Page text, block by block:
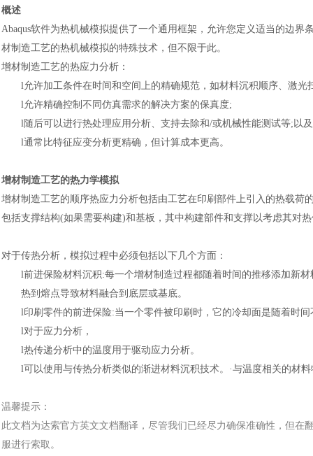
概述
Abaqus软件为热机械模拟提供了一个通用框架，允许您定义适当的边界
材制造工艺的热机械模拟的特殊技术，但不限于此。
增材制造工艺的热应力分析 ：
l允许加工条件在时间和空间上的精确规范，如材料沉积顺序、激光
l允许精确控制不同仿真需求的解决方案的保真度;
l随后可以进行热处理应用分析、支持去除和/或机械性能测试等;以及
l通常比特征应变分析更精确，但计算成本更高。
增材制造工艺的热力学模拟
增材制造工艺的顺序热应力分析包括由工艺在印刷部件上引入的热载
包括支撑结构(如果需要构建)和基板，其中构建部件和支撑以考虑其对
对于传热分析，模拟过程中必须包括以下几个方面 ：
l前进保险材料沉积:每一个增材制造过程都随着时间的推移添加新
热到熔点导致材料融合到底层或基底。
l印刷零件的前进保险:当一个零件被印刷时，它的冷却面是随着时
l对于应力分析，
l热传递分析中的温度用于驱动应力分析。
l可以使用与传热分析类似的渐进材料沉积技术。 ·与温度相关的材
温馨提示：
此文档为达索官方英文文档翻译，尽管我们已经尽力确保准确性，但在
服进行索取。